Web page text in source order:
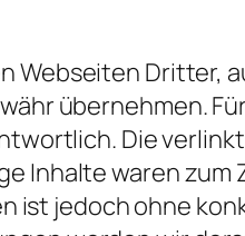
Dritter,
übernehmen.
Die
Inhalte waren
ist jedoch ohne